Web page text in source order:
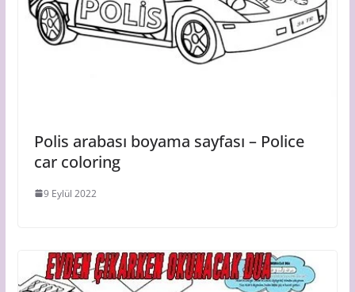
Polis arabası boyama sayfası – Police
car coloring
9 Eylül 2022